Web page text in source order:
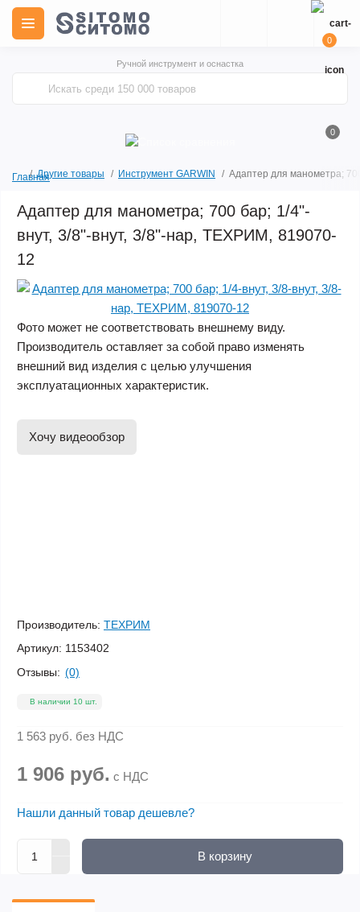
Ручной инструмент и оснастка
0
0
ГлавнаяДругие товары Инструмент GARWIN Адаптер для манометра;
Адаптер для манометра; 700 бар; 1/4"-
внут, 3/8"-внут, 3/8"-нар, ТЕХРИМ, 819070-
12
Фото может не соответствовать внешнему виду.
Производитель оставляет за собой право изменять
внешний вид изделия с целью улучшения
эксплуатационных характеристик.
Хочу видеообзор
Производитель: ТЕХРИМ
Артикул: 1153402
Отзывы: (0)
В наличии 10 шт.
1 563 руб. без НДС
1 906 руб. с НДС
Нашли данный товар дешевле?
В корзину